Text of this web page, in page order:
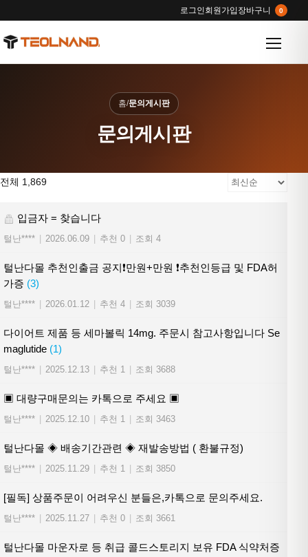
로그인회원가입장바구니 0
홈/문의게시판
문의게시판
전체 1,869
입금자 = 찾습니다
털난**** 2026.06.09 추천 0 조회 4
털난다몰 추천인출금 공지❗만원+만원 ❗추천인등급 및 FDA허
가증 (3)
털난**** 2026.01.12 추천 4 조회 3039
다이어트 제품 등 세마볼릭 14mg. 주문시 참고사항입니다 Se
maglutide (1)
털난**** 2025.12.13 추천 1 조회 3688
▣ 대량구매문의는 카톡으로 주세요 ▣
털난**** 2025.12.10 추천 1 조회 3463
털난다몰 ◈ 배송기간관련 ◈ 재발송방법 ( 환불규정)
털난**** 2025.11.29 추천 1 조회 3850
[필독] 상품주문이 어려우신 분들은,카톡으로 문의주세요.
털난**** 2025.11.27 추천 0 조회 3661
털난다몰 마운자로 등 취급 콜드스토리지 보유 FDA 식약처증